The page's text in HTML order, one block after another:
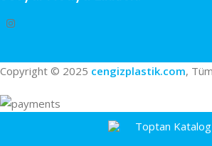
Copyright © 2025 cengizplastik.com,
Toptan Katalog